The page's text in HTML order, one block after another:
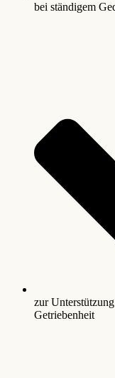
bei ständigem
zur
Getriebenheit